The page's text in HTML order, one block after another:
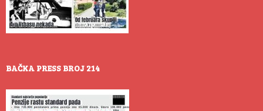
BAČKA PRESS BROJ 214